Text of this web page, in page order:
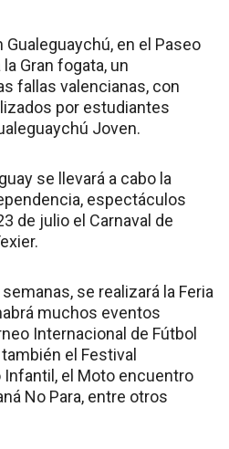
Gualeguaychú, en el Paseo
Gran fogata, un
fallas valencianas, con
por estudiantes
Joven.
se llevará a cabo la
espectáculos
de julio el Carnaval de
se realizará la Feria
muchos eventos
Internacional de Fútbol
el Festival
Infantil, el Moto encuentro
No Para, entre otros